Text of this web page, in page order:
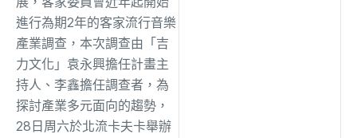
進行為期2年的客家流行音樂
產業調查，本次調查由「吉
力文化」袁永興擔任計畫主
持人、李鑫擔任調查者，為
探討產業多元面向的趨勢，
28日周六於北流卡夫卡舉辦